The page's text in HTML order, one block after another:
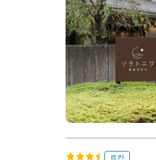
e
a
r
h
료칸